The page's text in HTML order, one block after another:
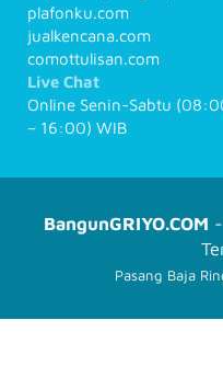
plafonku.com
jualkencana.com
comottulisan.com
Live Chat
Online Senin-Sabtu
– 16:00) WIB
BangunGRIYO.COM
Pasang Baja